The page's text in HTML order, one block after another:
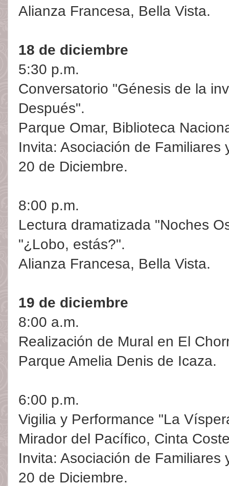
Alianza Francesa, Bella Vista.
18 de diciembre
5:30 p.m.
Conversatorio "Génesis de la
Después".
Parque Omar, Biblioteca
Invita: Asociación de
20 de Diciembre.
8:00 p.m.
Lectura dramatizada "Noches
"¿Lobo, estás?".
Alianza Francesa, Bella Vista.
19 de diciembre
8:00 a.m.
Realización de Mural en El
Parque Amelia Denis de Icaza.
6:00 p.m.
Vigilia y Performance "La
Mirador del Pacífico, Cinta
Invita: Asociación de
20 de Diciembre.